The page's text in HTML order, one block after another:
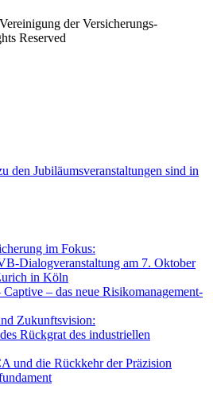
der Versicherungs-
Reserved
den Jubiläumsveranstaltungen sind in
im Fokus:
Dialogveranstaltung am 7. Oktober
in Köln
Captive – das neue Risikomanagement-
Zukunftsvision:
Rückgrat des industriellen
und die Rückkehr der Präzision